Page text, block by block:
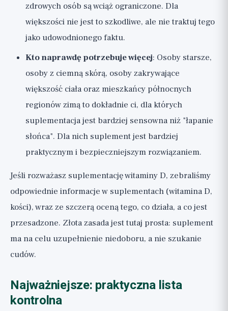
zdrowych osób są wciąż ograniczone. Dla
większości nie jest to szkodliwe, ale nie traktuj tego
jako udowodnionego faktu.
Kto naprawdę potrzebuje więcej: Osoby starsze,
osoby z ciemną skórą, osoby zakrywające
większość ciała oraz mieszkańcy północnych
regionów zimą to dokładnie ci, dla których
suplementacja jest bardziej sensowna niż "łapanie
słońca". Dla nich suplement jest bardziej
praktycznym i bezpieczniejszym rozwiązaniem.
Jeśli rozważasz suplementację witaminy D, zebraliśmy
odpowiednie informacje w suplementach (witamina D,
kości), wraz ze szczerą oceną tego, co działa, a co jest
przesadzone. Złota zasada jest tutaj prosta: suplement
ma na celu uzupełnienie niedoboru, a nie szukanie
cudów.
Najważniejsze: praktyczna lista
kontrolna